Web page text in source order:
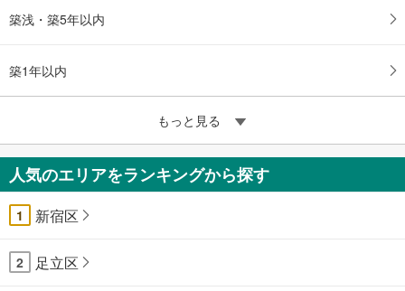
築浅・築5年以内
築1年以内
もっと見る
人気のエリアをランキングから探す
1 新宿区
2 足立区